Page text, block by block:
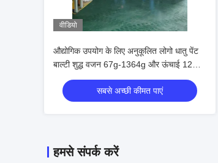
वीडियो
औद्योगिक उपयोग के लिए अनुकूलित लोगो धातु पेंट
बाल्टी शुद्ध वजन 67g-1364g और ऊंचाई 12
सेमी-43 सेमी के साथ
सबसे अच्छी कीमत पाएं
हमसे संपर्क करें